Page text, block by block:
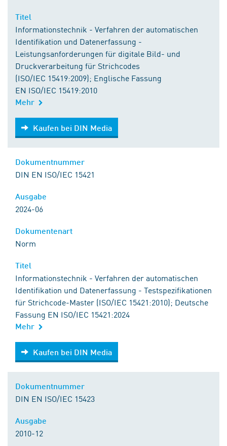
Informationstechnik - Verfahren der automatischen
Identifikation und Datenerfassung -
Leistungsanforderungen für digitale Bild- und
Druckverarbeitung für Strichcodes
(ISO/IEC 15419:2009); Englische Fassung
EN ISO/IEC 15419:2010
Mehr
Kaufen bei DIN Media
Kaufen bei DIN Media
DIN EN ISO/IEC 15421
2024-06
Norm
Informationstechnik - Verfahren der automatischen
Identifikation und Datenerfassung - Testspezifikationen
für Strichcode-Master (ISO/IEC 15421:2010); Deutsche
Fassung EN ISO/IEC 15421:2024
Mehr
Kaufen bei DIN Media
Kaufen bei DIN Media
DIN EN ISO/IEC 15423
2010-12